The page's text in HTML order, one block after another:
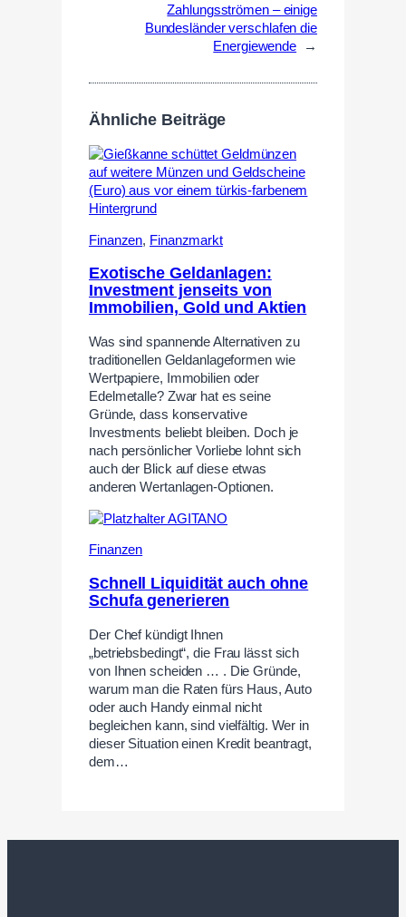
Zahlungsströmen – einige
Bundesländer verschlafen die
Energiewende
→
Ähnliche Beiträge
Finanzen, Finanzmarkt
Exotische Geldanlagen:
Investment jenseits von
Immobilien, Gold und Aktien
Was sind spannende Alternativen zu
traditionellen Geldanlageformen wie
Wertpapiere, Immobilien oder
Edelmetalle? Zwar hat es seine
Gründe, dass konservative
Investments beliebt bleiben. Doch je
nach persönlicher Vorliebe lohnt sich
auch der Blick auf diese etwas
anderen Wertanlagen-Optionen.
Finanzen
Schnell Liquidität auch ohne
Schufa generieren
Der Chef kündigt Ihnen
„betriebsbedingt“, die Frau lässt sich
von Ihnen scheiden … . Die Gründe,
warum man die Raten fürs Haus, Auto
oder auch Handy einmal nicht
begleichen kann, sind vielfältig. Wer in
dieser Situation einen Kredit beantragt,
dem…